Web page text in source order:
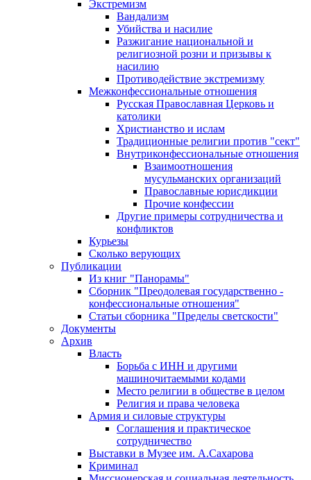
Экстремизм
Вандализм
Убийства и насилие
Разжигание национальной и
религиозной розни и призывы к
насилию
Противодействие экстремизму
Межконфессиональные отношения
Русская Православная Церковь и
католики
Христианство и ислам
Традиционные религии против "сект"
Внутриконфессиональные отношения
Взаимоотношения
мусульманских организаций
Православные юрисдикции
Прочие конфессии
Другие примеры сотрудничества и
конфликтов
Курьезы
Сколько верующих
Публикации
Из книг "Панорамы"
Сборник "Преодолевая государственно -
конфессиональные отношения"
Статьи сборника "Пределы светскости"
Документы
Архив
Власть
Борьба с ИНН и другими
машиночитаемыми кодами
Место религии в обществе в целом
Религия и права человека
Армия и силовые структуры
Соглашения и практическое
сотрудничество
Выставки в Музее им. А.Сахарова
Криминал